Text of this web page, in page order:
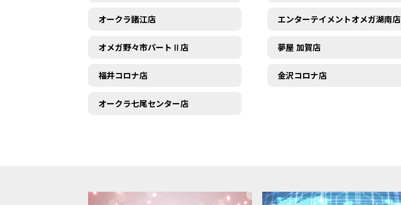
オークラ諸江店 エンターテイメントオメガ湖南店
オメガ野々市パートⅡ店 夢屋 加賀店
福井コロナ店 金沢コロナ店
オークラ七尾センター店